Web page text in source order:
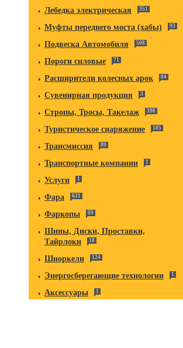
Лебедка электрическая 351
Муфты переднего моста (хабы) 93
Подвеска Автомобиля 508
Пороги силовые 71
Расширители колесных арок 84
Сувенирная продукция 3
Стропы, Тросы, Такелаж 396
Туристическое снаряжение 185
Трансмиссия 89
Транспортные компании 1
Услуги 1
Фара 631
Фаркопы 69
Шины, Диски, Проставки,
Тайрлоки
18
Шноркели 124
Энергосберегающие технологии 1
Аксессуары 1